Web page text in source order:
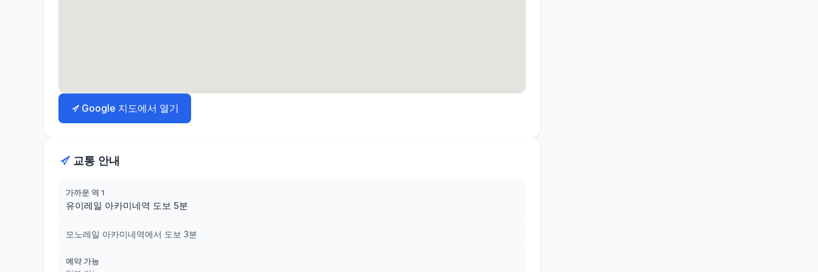
Google 지도에서 열기
교통 안내
가까운 역 1
유이레일 아카미네역 도보 5분
모노레일 아카미네역에서 도보 3분
예약 가능